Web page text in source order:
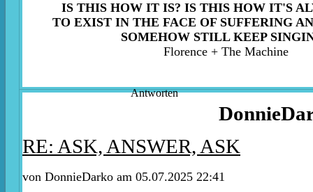
IS THIS HOW IT IS? IS THIS HOW IT'S
TO EXIST IN THE FACE OF SUFFERING
SOMEHOW STILL KEEP
Florence + The Machine
Antworten
RE: ASK, ANSWER, ASK
von DonnieDarko am 05.07.2025 22:41